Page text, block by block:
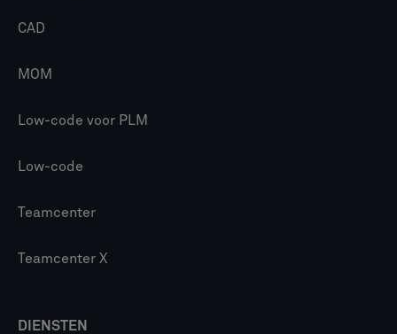
CAD
MOM
Low-code voor PLM
Low-code
Teamcenter
Teamcenter X
DIENSTEN